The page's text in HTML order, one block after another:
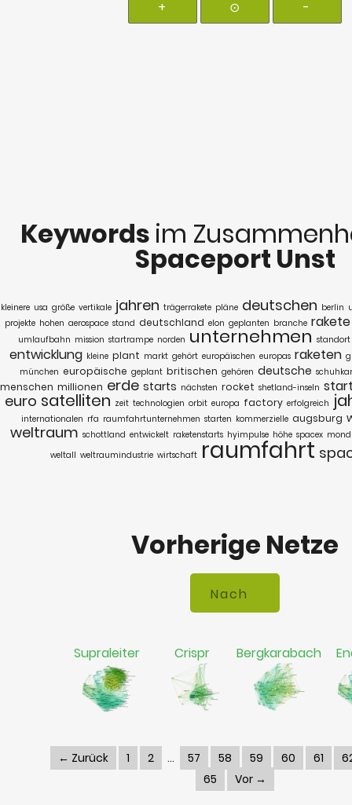
+ ⊙ -
Keywords im
Spaceport Unst
kleinere usa größe vertikale jahren trägerrakete pläne deutschen berlin
projekte hohen aerospace stand deutschland elon geplanten branche rakete
umlaufbahn mission startrampe norden unternehmen standort
entwicklung kleine plant markt gehört europäischen europas raketen
münchen europäische geplant britischen gehören deutsche
menschen millionen erde starts nächsten rocket shetland-inseln
euro satelliten zeit technologien orbit europa factory erfolgreich
internationalen rfa raumfahrtunternehmen starten kommerzielle augsburg
weltraum schottland entwickelt raketenstarts hyimpulse höhe spacex mond
weltall weltraumindustrie wirtschaft raumfahrt
Vorherige Netze
Supraleiter Crispr Bergkarabach
← Zurück 1 2 57 58 59 60 61
65
Vor →